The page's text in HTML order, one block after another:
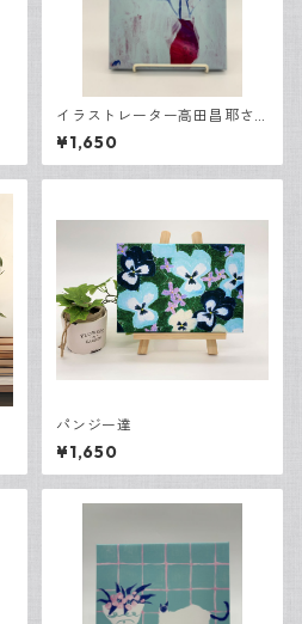
イラストレーター高田昌耶さ
ん「小さな花瓶」
¥1,650
パンジー達
¥1,650